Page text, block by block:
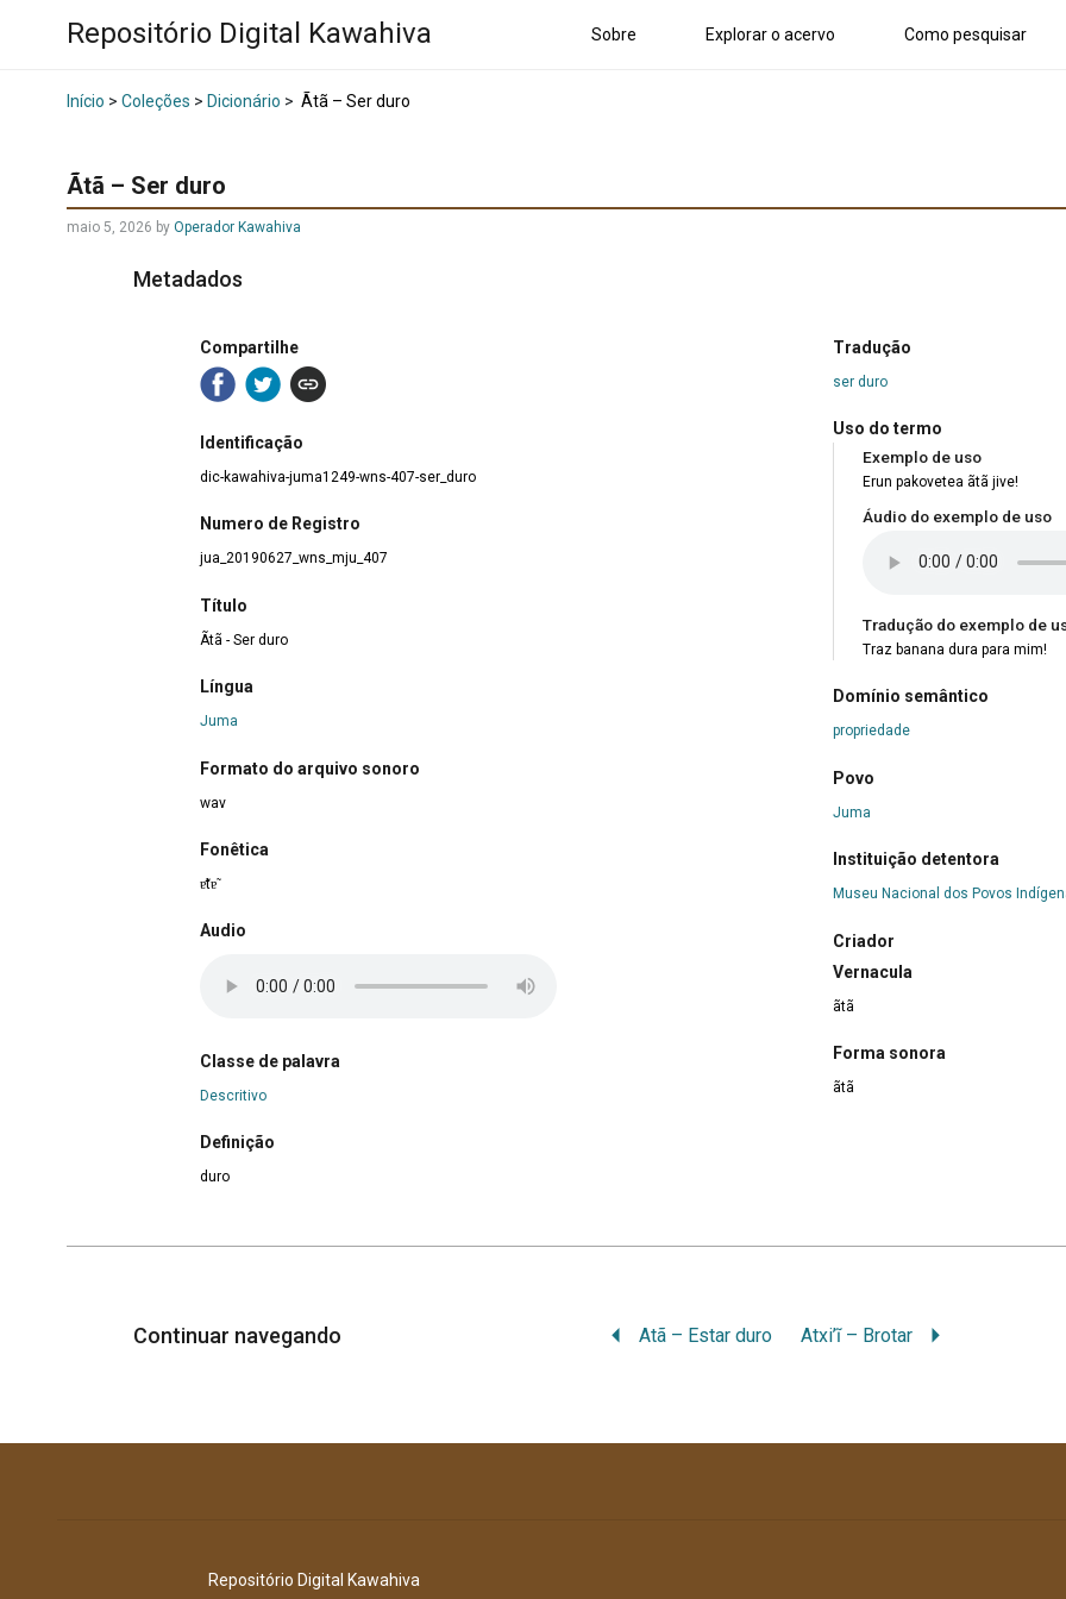
Repositório Digital Kawahiva Sobre Explorar o acervo Como pesquisar
Início > Coleções > Dicionário > Ãtã – Ser duro
Ãtã – Ser duro
maio 5, 2026 by Operador Kawahiva
Metadados
Compartilhe
Identificação
dic-kawahiva-juma1249-wns-407-ser_duro
Numero de Registro
jua_20190627_wns_mju_407
Título
Ãtã - Ser duro
Língua
Juma
Formato do arquivo sonoro
wav
Fonêtica
ɐ̃tɐ̃
Audio
Classe de palavra
Descritivo
Definição
duro
Tradução
ser duro
Uso do termo
Exemplo de uso
Erun pakovetea ãtã jive!
Áudio do exemplo de uso
Tradução do exemplo de
Traz banana dura para mim!
Domínio semântico
propriedade
Povo
Juma
Instituição detentora
Museu Nacional dos Povos
Criador
Vernacula
ãtã
Forma sonora
ãtã
Continuar navegando Atã – Estar duro Atxi’ĩ – Brotar
Repositório Digital Kawahiva